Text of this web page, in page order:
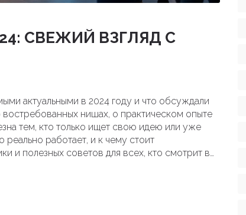
СВЕЖИЙ ВЗГЛЯД С
актуальными в 2024 году и что обсуждали
нишах, о практическом опыте
тем, кто только ищет свою идею или уже
реально работает, и к чему стоит
и полезных советов для всех, кто смотрит в